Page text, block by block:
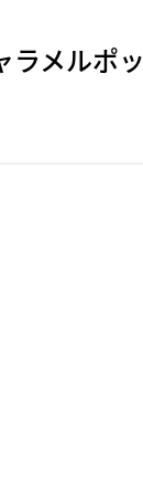
ラメルポッ